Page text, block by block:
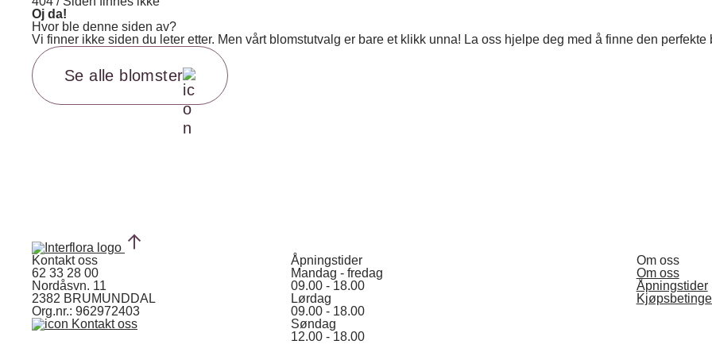
Oj da!
Hvor ble denne siden av?
Vi finner ikke siden du leter etter. Men vårt blomstutvalg er bare et klikk unna! La oss hjelpe deg med å finne den perfekte
Se alle blomster
Kontakt oss
62 33 28 00
Nordåsvn. 11
2382 BRUMUNDDAL
Org.nr.: 962972403
Kontakt oss
Åpningstider
Mandag - fredag
09.00 - 18.00
Lørdag
09.00 - 18.00
Søndag
12.00 - 18.00
Om oss
Om oss
Åpningstider